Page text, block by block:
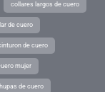
collares largos de cuero
de cuero
de cuero
mujer
de cuero